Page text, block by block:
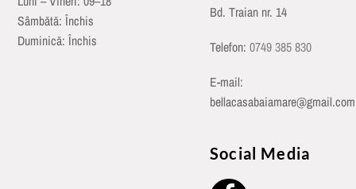
Sâmbătă: Închis
Duminică: Închis
Bd. Traian nr. 14
Telefon: 0749 385 830
E-mail:
bellacasabaiamare@gmail.com
Social Media